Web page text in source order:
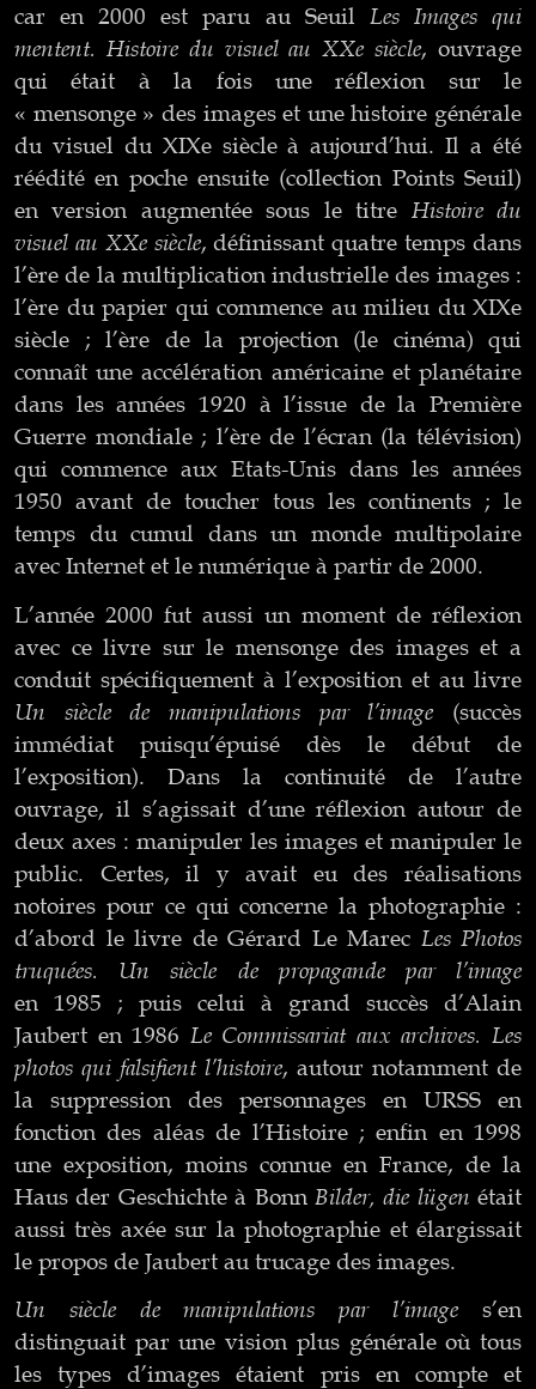
car en 2000 est paru au Seuil Les Images qui
mentent. Histoire du visuel au XXe siècle, ouvrage
qui était à la fois une réflexion sur le
« mensonge » des images et une histoire générale
du visuel du XIXe siècle à aujourd’hui. Il a été
réédité en poche ensuite (collection Points Seuil)
en version augmentée sous le titre Histoire du
visuel au XXe siècle, définissant quatre temps dans
l’ère de la multiplication industrielle des images :
l’ère du papier qui commence au milieu du XIXe
siècle ; l’ère de la projection (le cinéma) qui
connaît une accélération américaine et planétaire
dans les années 1920 à l’issue de la Première
Guerre mondiale ; l’ère de l’écran (la télévision)
qui commence aux Etats-Unis dans les années
1950 avant de toucher tous les continents ; le
temps du cumul dans un monde multipolaire
avec Internet et le numérique à partir de 2000.
L’année 2000 fut aussi un moment de réflexion
avec ce livre sur le mensonge des images et a
conduit spécifiquement à l’exposition et au livre
Un siècle de manipulations par l’image (succès
immédiat puisqu’épuisé dès le début de
l’exposition). Dans la continuité de l’autre
ouvrage, il s’agissait d’une réflexion autour de
deux axes : manipuler les images et manipuler le
public. Certes, il y avait eu des réalisations
notoires pour ce qui concerne la photographie :
d’abord le livre de Gérard Le Marec Les Photos
truquées. Un siècle de propagande par l’image
en 1985 ; puis celui à grand succès d’Alain
Jaubert en 1986 Le Commissariat aux archives. Les
photos qui falsifient l’histoire, autour notamment de
la suppression des personnages en URSS en
fonction des aléas de l’Histoire ; enfin en 1998
une exposition, moins connue en France, de la
Haus der Geschichte à Bonn Bilder, die lügen était
aussi très axée sur la photographie et élargissait
le propos de Jaubert au trucage des images.
Un siècle de manipulations par l’image s’en
distinguait par une vision plus générale où tous
les types d’images étaient pris en compte et